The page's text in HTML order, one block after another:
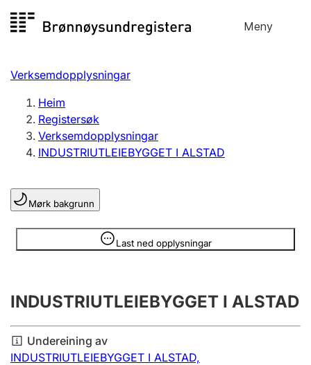
til
Meny
Registersøk
Aksjeselskap
Enkeltpersonføretak
Registrere, endre, slette
Lag og foreining
Registrere, endre, slette
Årsrekneskap
Innsending og forseinkingsgebyr
Verksemdopplysningar
Heim
Registersøk
Verksemdopplysningar
INDUSTRIUTLEIEBYGGET I ALSTAD
Mørk bakgrunn
Last ned opplysningar
Opplysninger er skjult
INDUSTRIUTLEIEBYGGET I ALSTAD
Undereining av
INDUSTRIUTLEIEBYGGET I ALSTAD,